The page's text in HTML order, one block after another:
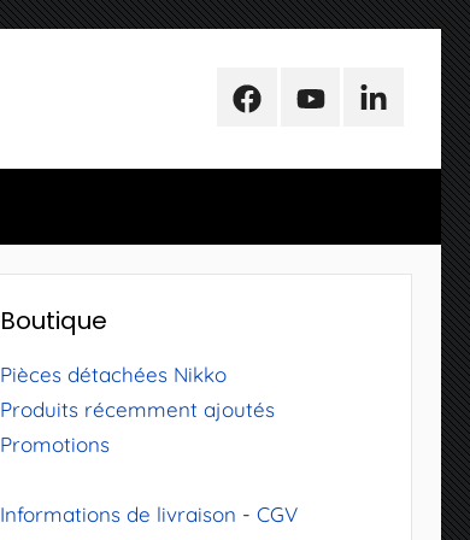
FacebookYoutubeLinkedIn
Boutique
Pièces détachées Nikko
Produits récemment ajoutés
Promotions
Informations de livraison - CGV